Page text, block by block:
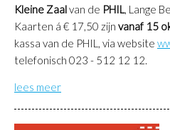
Kleine Zaalvan de PHIL, Lange
Kaarten á € 17,50 zijn vanaf 15
kassa van de PHIL, via website
telefonisch 023 - 512 12 12.
lees meer